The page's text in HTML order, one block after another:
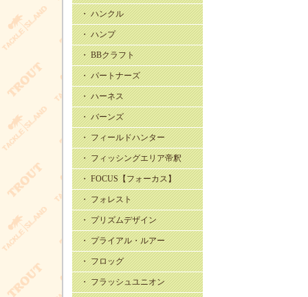
・ ハンクル
・ ハンプ
・ BBクラフト
・ パートナーズ
・ ハーネス
・ バーンズ
・ フィールドハンター
・ フィッシングエリア帝釈
・ FOCUS【フォーカス】
・ フォレスト
・ プリズムデザイン
・ プライアル・ルアー
・ フロッグ
・ フラッシュユニオン